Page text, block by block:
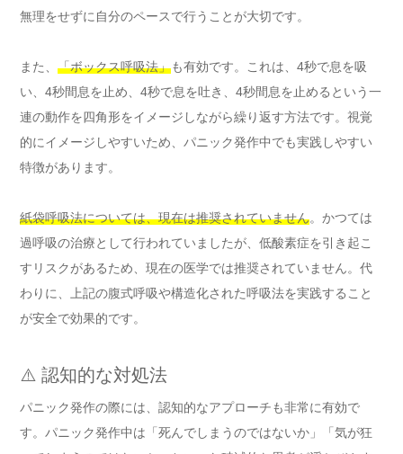
無理をせずに自分のペースで行うことが大切です。
また、 「ボックス呼吸法」も有効です。これは、4秒で息を吸
い、4秒間息を止め、4秒で息を吐き、4秒間息を止めるという一
連の動作を四角形をイメージしながら繰り返す方法です。視覚
的にイメージしやすいため、パニック発作中でも実践しやすい
特徴があります。
紙袋呼吸法については、現在は推奨されていません。かつては
過呼吸の治療として行われていましたが、低酸素症を引き起こ
すリスクがあるため、現在の医学では推奨されていません。代
わりに、上記の腹式呼吸や構造化された呼吸法を実践すること
が安全で効果的です。
⚠️ 認知的な対処法
パニック発作の際には、認知的なアプローチも非常に有効で
す。パニック発作中は「死んでしまうのではないか」「気が狂